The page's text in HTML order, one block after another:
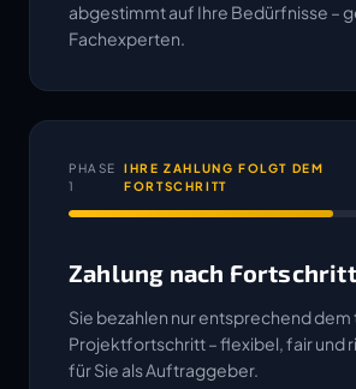
abgestimmt auf Ihre Bedürfnisse –
Fachexperten.
PHASE
1
IHRE ZAHLUNG FOLGT DEM
FORTSCHRITT
Zahlung nach Fortschritt
Sie bezahlen nur entsprechend
Projektfortschritt – flexibel, fair und
für Sie als Auftraggeber.